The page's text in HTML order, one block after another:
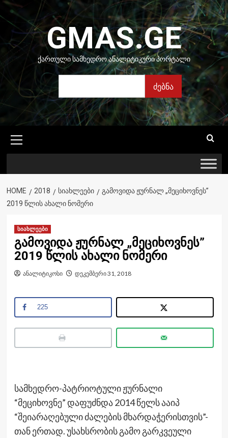
Skip
to
content
GMAS.GE
ᲥᲐᲠᲗᲣᲚᲘ ᲡᲐᲛᲮᲔᲓᲠᲝ ᲐᲜᲐᲚᲘᲢᲘᲙᲣᲠᲘ ᲞᲝᲠᲢᲐᲚᲘ
ძებნა
Menu
HOME 2018 ᲡᲘᲐᲮᲚᲔᲔᲑᲘ
ᲒᲐᲛᲝᲕᲘᲓᲐ ᲟᲣᲠᲜᲐᲚ „ᲛᲔᲪᲘᲮᲝᲕᲜᲔᲡ”
2019 ᲬᲚᲘᲡ ᲐᲮᲐᲚᲘ ᲜᲝᲛᲔᲠᲘ
სიახლეები
გამოვიდა ჟურნალ „მეციხოვნეს”
2019 წლის ახალი ნომერი
ანალიტიკოსი დეკემბერი 31, 2018
225
სამხედრო-პატრიოტული ჟურნალი
“მეციხოვნე” დაფუძნდა 2014 წელს ააიპ
“შეიარაღებული ძალების მხარდაჭერისთვის”-
თან ერთად. უსახსრობის გამო გარკვეული